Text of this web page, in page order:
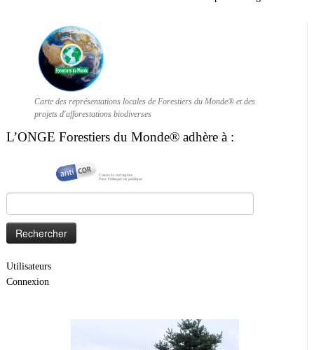
Carte des représentations locales de Forestiers du Monde® et des
projets d'afforestations biodiverses
L’ONGE Forestiers du Monde® adhère à :
Utilisateurs
Connexion